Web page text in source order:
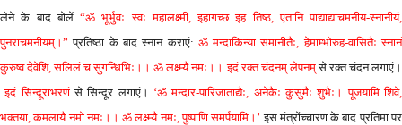
लेने के बाद बोलें “ॐ भूर्भुवः स्वः महालक्ष्मी, इहागच्छ इह तिष्ठ, एतानि पाद्याद्याचमनीय-स्नानीयं,
पुनराचमनीयम्।” प्रतिष्ठा के बाद स्नान कराएं: ॐ मन्दाकिन्या समानीतैः, हेमाम्भोरुह-वासितैः स्नानं
कुरुष्व देवेशि, सलिलं च सुगन्धिभिः।। ॐ लक्ष्म्यै नमः।। इदं रक्त चंदनम् लेपनम्से रक्त चंदन लगाएं।
इदं सिन्दूराभरणंसे सिन्दूर लगाएं। ‘ॐ मन्दार-पारिजाताद्यैः, अनेकैः कुसुमैः शुभैः। पूजयामि शिवे,
भक्तया, कमलायै नमो नमः।। ॐ लक्ष्म्यै नमः, पुष्पाणि समर्पयामि।’ इस मंत्रोंच्चारण के बाद प्रतिमा पर